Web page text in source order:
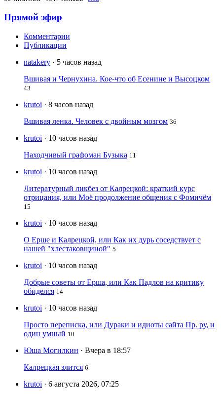
Прямой эфир
Комментарии
Публикации
natakery · 5 часов назад
Вшивая и Чернухина. Кое-что об Есенине и Высоцком
43
krutoi · 8 часов назад
Вшивая ленка. Человек с двойным мозгом 36
krutoi · 10 часов назад
Находчивый графоман Бузыка 11
krutoi · 10 часов назад
Литературный ликбез от Калрецкой: краткий курс
отрицания, или Моё продолжение общения с Фомичём
15
krutoi · 10 часов назад
О Ерше и Калрецкой, или Как их дурь соседствует с
нашей "хлестаковщиной" 5
krutoi · 10 часов назад
Добрые советы от Ерша, или Как Падлов на критику
обиделся 14
krutoi · 10 часов назад
Просто переписка, или Дураки и идиоты сайта Пр. ру, и
один умный 10
Юша Могилкин · Вчера в 18:57
Калрецкая злится 6
krutoi · 6 августа 2026, 07:25